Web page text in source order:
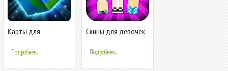
Карты для
Подробнее...
Скины для девочек
Подробнее...